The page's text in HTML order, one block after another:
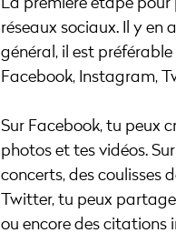
réseaux sociaux. Il y en
général, il est
Facebook, Instagram,
Sur Facebook, tu peux
photos et tes vidéos.
concerts, des coulisses
Twitter, tu peux
ou encore des citations